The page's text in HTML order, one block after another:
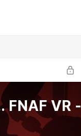
FNAF VR -